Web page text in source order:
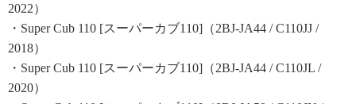
2022）
・Super Cub 110 [スーパーカブ110]（2BJ-JA44 / C110JJ /
2018）
・Super Cub 110 [スーパーカブ110]（2BJ-JA44 / C110JL /
2020）